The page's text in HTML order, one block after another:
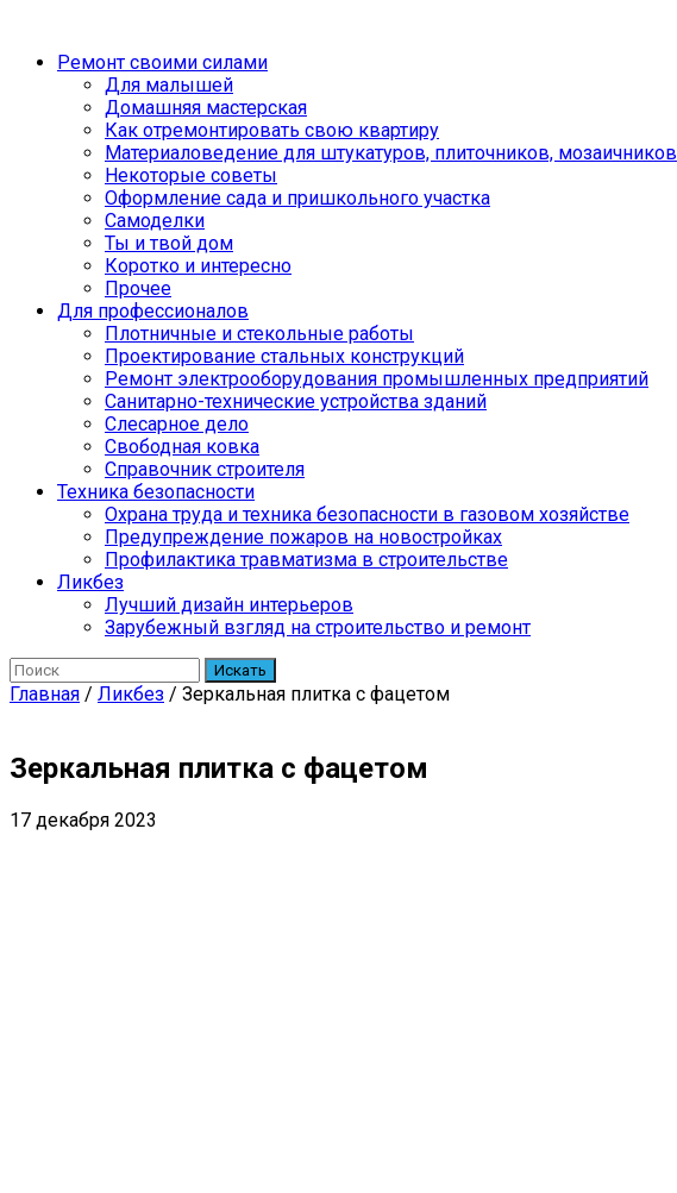
Ремонт своими силами
Для малышей
Домашняя мастерская
Как отремонтировать свою квартиру
Материаловедение для штукатуров, плиточников, мозаичников
Некоторые советы
Оформление сада и пришкольного участка
Самоделки
Ты и твой дом
Коротко и интересно
Прочее
Для профессионалов
Плотничные и стекольные работы
Проектирование стальных конструкций
Ремонт электрооборудования промышленных предприятий
Санитарно-технические устройства зданий
Слесарное дело
Свободная ковка
Справочник строителя
Техника безопасности
Охрана труда и техника безопасности в газовом хозяйстве
Предупреждение пожаров на новостройках
Профилактика травматизма в строительстве
Ликбез
Лучший дизайн интерьеров
Зарубежный взгляд на строительство и ремонт
Искать
Главная / Ликбез / Зеркальная плитка с фацетом
Зеркальная плитка с фацетом
17 декабря 2023